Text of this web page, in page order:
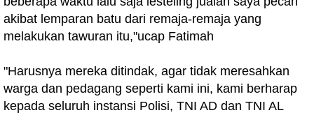
akibat lemparan batu dari remaja-remaja yang
melakukan tawuran itu,"ucap Fatimah
"Harusnya mereka ditindak, agar tidak meresahkan
warga dan pedagang seperti kami ini, kami berharap
kepada seluruh instansi Polisi, TNI AD dan TNI AL